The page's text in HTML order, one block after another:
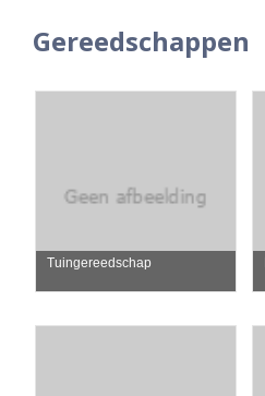
Gereedschappen
Tuingereedschap